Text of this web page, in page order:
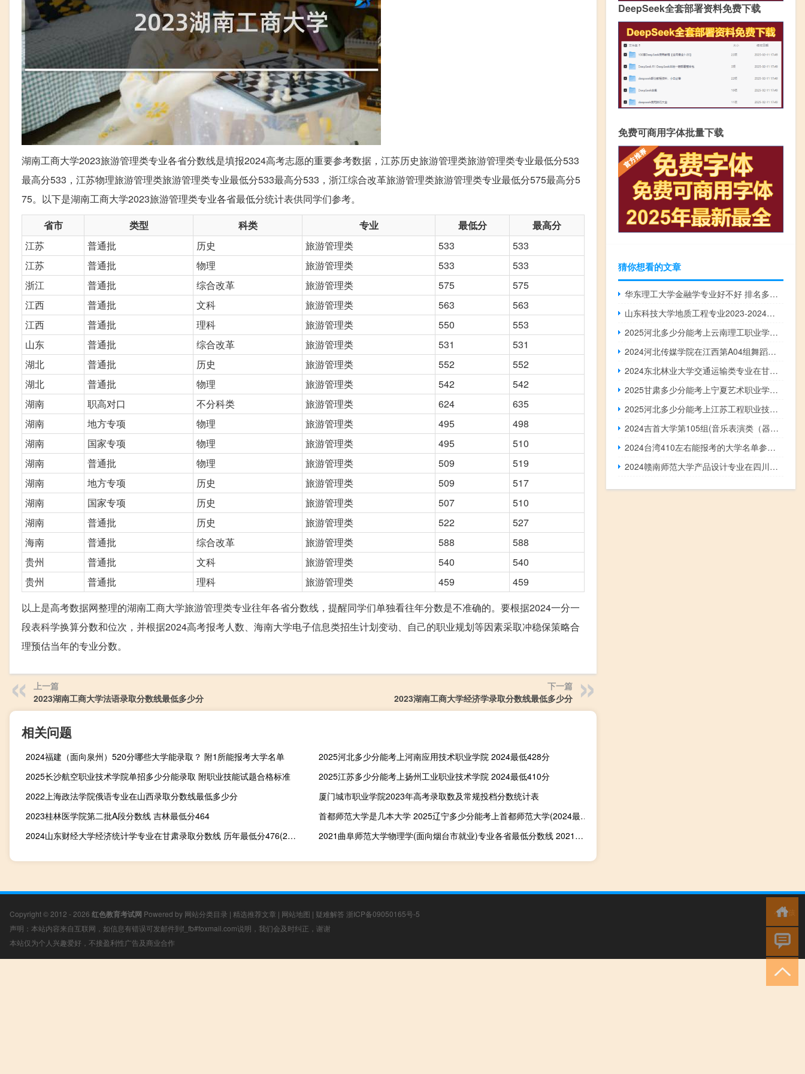
湖南工商大学2023旅游管理类专业各省分数线是填报2024高考志愿的重要参考数据，江苏历史旅游管理类旅游管理类专业最低分533
最高分533，江苏物理旅游管理类旅游管理类专业最低分533最高分533，浙江综合改革旅游管理类旅游管理类专业最低分575最高分5
75。以下是湖南工商大学2023旅游管理类专业各省最低分统计表供同学们参考。
省市
类型 科类 专业 最低分
最高分
江苏
普通批 历史 旅游管理类 533
533
江苏
普通批 物理 旅游管理类 533
533
浙江
普通批 综合改革 旅游管理类 575
575
江西
普通批 文科 旅游管理类 563
563
江西
普通批 理科 旅游管理类 550
553
山东
普通批 综合改革 旅游管理类 531
531
湖北
普通批 历史 旅游管理类 552
552
湖北
普通批 物理 旅游管理类 542
542
湖南
职高对口 不分科类 旅游管理类 624
635
湖南
地方专项 物理 旅游管理类 495
498
湖南
国家专项 物理 旅游管理类 495
510
湖南
普通批 物理 旅游管理类 509
519
湖南
地方专项 历史 旅游管理类 509
517
湖南
国家专项 历史 旅游管理类 507
510
湖南
普通批 历史 旅游管理类 522
527
海南
普通批 综合改革 旅游管理类 588
588
贵州
普通批 文科 旅游管理类 540
540
贵州
普通批 理科 旅游管理类 459
459
以上是高考数据网整理的湖南工商大学旅游管理类专业往年各省分数线，提醒同学们单独看往年分数是不准确的。要根据2024一分一
段表科学换算分数和位次，并根据2024高考报考人数、海南大学电子信息类招生计划变动、自己的职业规划等因素采取冲稳保策略合
理预估当年的专业分数。
上一篇
2023湖南工商大学法语录取分数线最低多少分
下一篇
2023湖南工商大学经济学录取分数线最低多少分
相关问题
2024福建（面向泉州）520分哪些大学能录取？ 附1所能报考大学名单
2025河北多少分能考上河南应用技术职业学院 2024最低428分
2025长沙航空职业技术学院单招多少分能录取 附职业技能试题合格标准
2025江苏多少分能考上扬州工业职业技术学院 2024最低410分
2022上海政法学院俄语专业在山西录取分数线最低多少分
厦门城市职业学院2023年高考录取数及常规投档分数统计表
2023桂林医学院第二批A段分数线 吉林最低分464
首都师范大学是几本大学 2025辽宁多少分能考上首都师范大学(2024最低分77)
2024山东财经大学经济统计学专业在甘肃录取分数线 历年最低分476(2022-2024历年分数)
2021曲阜师范大学物理学(面向烟台市就业)专业各省最低分数线 2021最低571分
DeepSeek全套部署资料免费下载
免费可商用字体批量下载
猜你想看的文章
华东理工大学金融学专业好不好 排名多少位 全国第42名
山东科技大学地质工程专业2023-2024历年高考在黑龙江录取分数线
2025河北多少分能考上云南理工职业学院 2024最低341分
2024河北传媒学院在江西第A04组舞蹈类专业录取投档线 最低456分
2024东北林业大学交通运输类专业在甘肃录取分数线
2025甘肃多少分能考上宁夏艺术职业学院 2024最低354.75分
2025河北多少分能考上江苏工程职业技术学院 2024最低423分
2024吉首大学第105组(音乐表演类（器乐）)专业各省录取分数线
2024台湾410左右能报考的大学名单参考志愿1所大学
2024赣南师范大学产品设计专业在四川录取分数线(含2022-2024分数)
Copyright © 2012 - 2026 红色教育考试网 Powered by 网站分类目录 | 精选推荐文章 | 网站地图 | 疑难解答 浙ICP备09050165号-5
声明：本站内容来自互联网，如信息有错误可发邮件到f_fb#foxmail.com说明，我们会及时纠正，谢谢
本站仅为个人兴趣爱好，不接盈利性广告及商业合作
小男孩